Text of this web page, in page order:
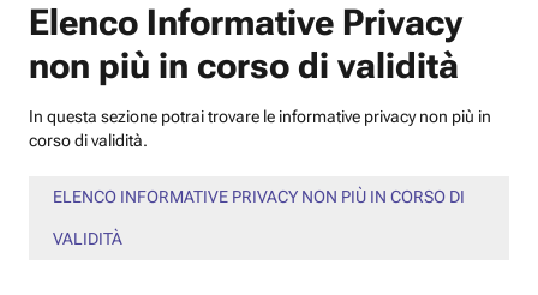
Elenco Informative Privacy
non più in corso di validità
In questa sezione potrai trovare le informative privacy non più in
corso di validità.
ELENCO INFORMATIVE PRIVACY NON PIÙ IN CORSO DI
VALIDITÀ